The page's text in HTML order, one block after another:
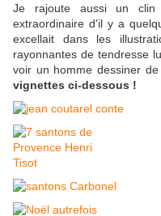
Je rajoute aussi un clin
extraordinaire d'il y a
excellait dans les
rayonnantes de tendresse
voir un homme dessiner
vignettes ci-dessous !